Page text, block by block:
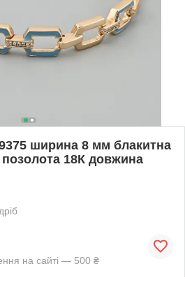
ширина 8 мм блакитна
позолота 18К довжина
на сайті — 500 ₴